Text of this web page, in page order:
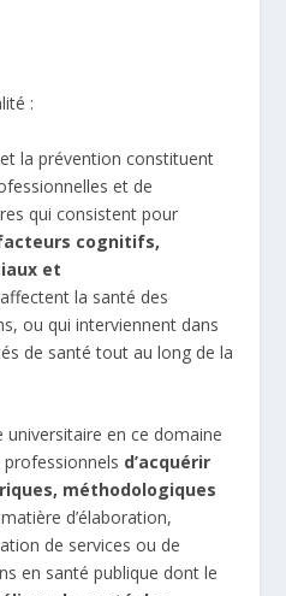
:
la prévention constituent
et de
qui consistent pour
cognitifs,
et
la santé des
ou qui interviennent dans
de santé tout au long de la
en ce domaine
d’acquérir
méthodologiques
d’élaboration,
de services ou de
en santé publique dont le